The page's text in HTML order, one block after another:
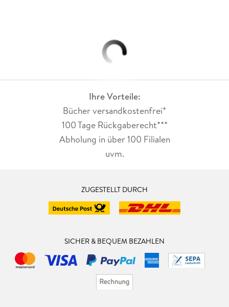
Ihre Vorteile:
Bücher versandkostenfrei*
100 Tage Rückgaberecht***
Abholung in über 100 Filialen
uvm.
ZUGESTELLT DURCH
SICHER & BEQUEM BEZAHLEN